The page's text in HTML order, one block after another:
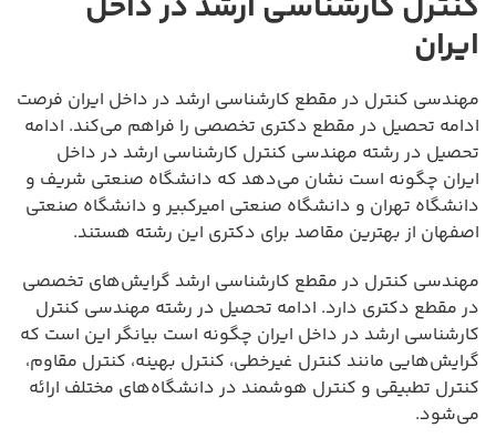
ایران
مهندسی کنترل در مقطع کارشناسی ارشد در داخل ایران فرصت
ادامه تحصیل در مقطع دکتری تخصصی را فراهم می‌کند. ادامه
تحصیل در رشته مهندسی کنترل کارشناسی ارشد در داخل
ایران چگونه است نشان می‌دهد که دانشگاه صنعتی شریف و
دانشگاه تهران و دانشگاه صنعتی امیرکبیر و دانشگاه صنعتی
اصفهان از بهترین مقاصد برای دکتری این رشته هستند.
مهندسی کنترل در مقطع کارشناسی ارشد گرایش‌های تخصصی
در مقطع دکتری دارد. ادامه تحصیل در رشته مهندسی کنترل
کارشناسی ارشد در داخل ایران چگونه است بیانگر این است که
گرایش‌هایی مانند کنترل غیرخطی، کنترل بهینه، کنترل مقاوم،
کنترل تطبیقی و کنترل هوشمند در دانشگاه‌های مختلف ارائه
می‌شود.